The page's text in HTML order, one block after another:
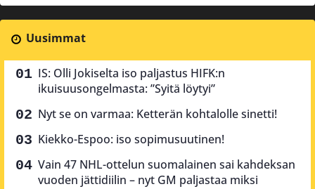
Uusimmat
IS: Olli Jokiselta iso paljastus HIFK:n
ikuisuusongelmasta: ”Syitä löytyi”
Nyt se on varmaa: Ketterän kohtalolle sinetti!
Kiekko-Espoo: iso sopimusuutinen!
Vain 47 NHL-ottelun suomalainen sai kahdeksan
vuoden jättidiilin – nyt GM paljastaa miksi